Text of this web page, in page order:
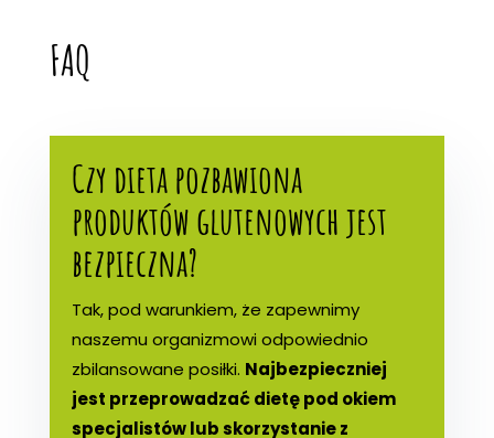
FAQ
Czy dieta pozbawiona
produktów glutenowych jest
bezpieczna?
Tak, pod warunkiem, że zapewnimy
naszemu organizmowi odpowiednio
zbilansowane posiłki. Najbezpieczniej
jest przeprowadzać dietę pod okiem
specjalistów lub skorzystanie z